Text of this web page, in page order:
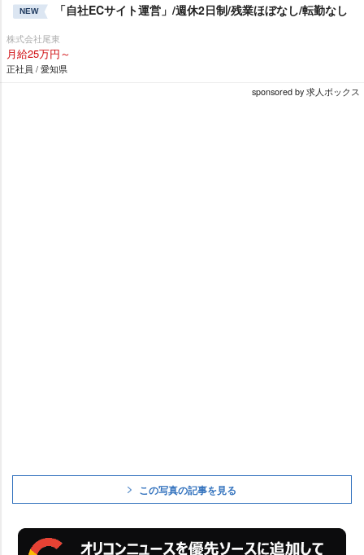
NEW 「自社ECサイト運営」/週休2日制/残業ほぼなし/転勤なし
株式会社尾東
月給25万円～
正社員 / 愛知県
sponsored by 求人ボックス
この写真の記事を見る